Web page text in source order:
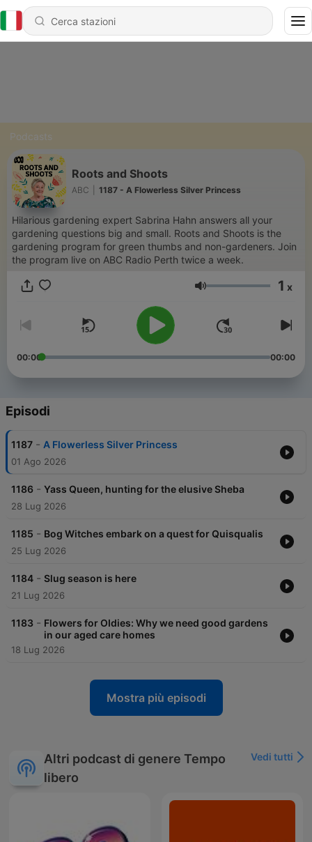
Podcasts
Roots and Shoots
ABC 1187 - A Flowerless Silver Princess
Hilarious gardening expert Sabrina Hahn answers all your
gardening questions big and small. Roots and Shoots is the
gardening program for green thumbs and non-gardeners. Join
the program live on ABC Radio Perth twice a week.
Volume 1 x
00:00 00:00
Episodi
1187 - A Flowerless Silver Princess
01 Ago 2026
1186 - Yass Queen, hunting for the elusive Sheba
28 Lug 2026
1185 - Bog Witches embark on a quest for Quisqualis
25 Lug 2026
1184 - Slug season is here
21 Lug 2026
1183 - Flowers for OIdies: Why we need good gardens
in our aged care homes
18 Lug 2026
Mostra più episodi
Altri podcast di genere Tempo
libero
Vedi tutti